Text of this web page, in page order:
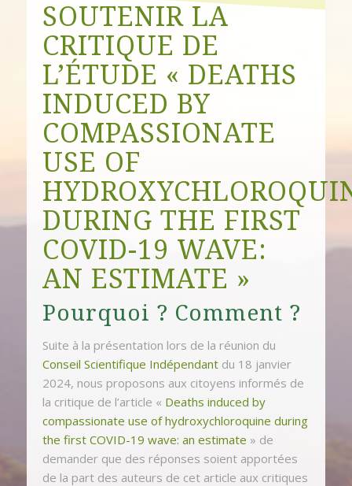
SOUTENIR LA
CRITIQUE DE
L’ÉTUDE « DEATHS
INDUCED BY
COMPASSIONATE
USE OF
DURING THE FIRST
COVID-19 WAVE:
AN ESTIMATE »
Pourquoi ? Comment ?
Suite à la présentation lors de la réunion du
Conseil Scientifique Indépendant du 18 janvier
2024, nous proposons aux citoyens informés de
la critique de l’article « Deaths induced by
compassionate use of hydroxychloroquine during
the first COVID-19 wave: an estimate » de
demander que des réponses soient apportées
de la part des auteurs de cet article aux critiques